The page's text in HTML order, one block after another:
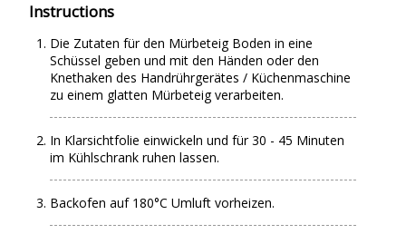
Instructions
Die Zutaten für den Mürbeteig Boden in eine
Schüssel geben und mit den Händen oder den
Knethaken des Handrührgerätes / Küchenmaschine
zu einem glatten Mürbeteig verarbeiten.
In Klarsichtfolie einwickeln und für 30 - 45 Minuten
im Kühlschrank ruhen lassen.
Backofen auf 180°C Umluft vorheizen.